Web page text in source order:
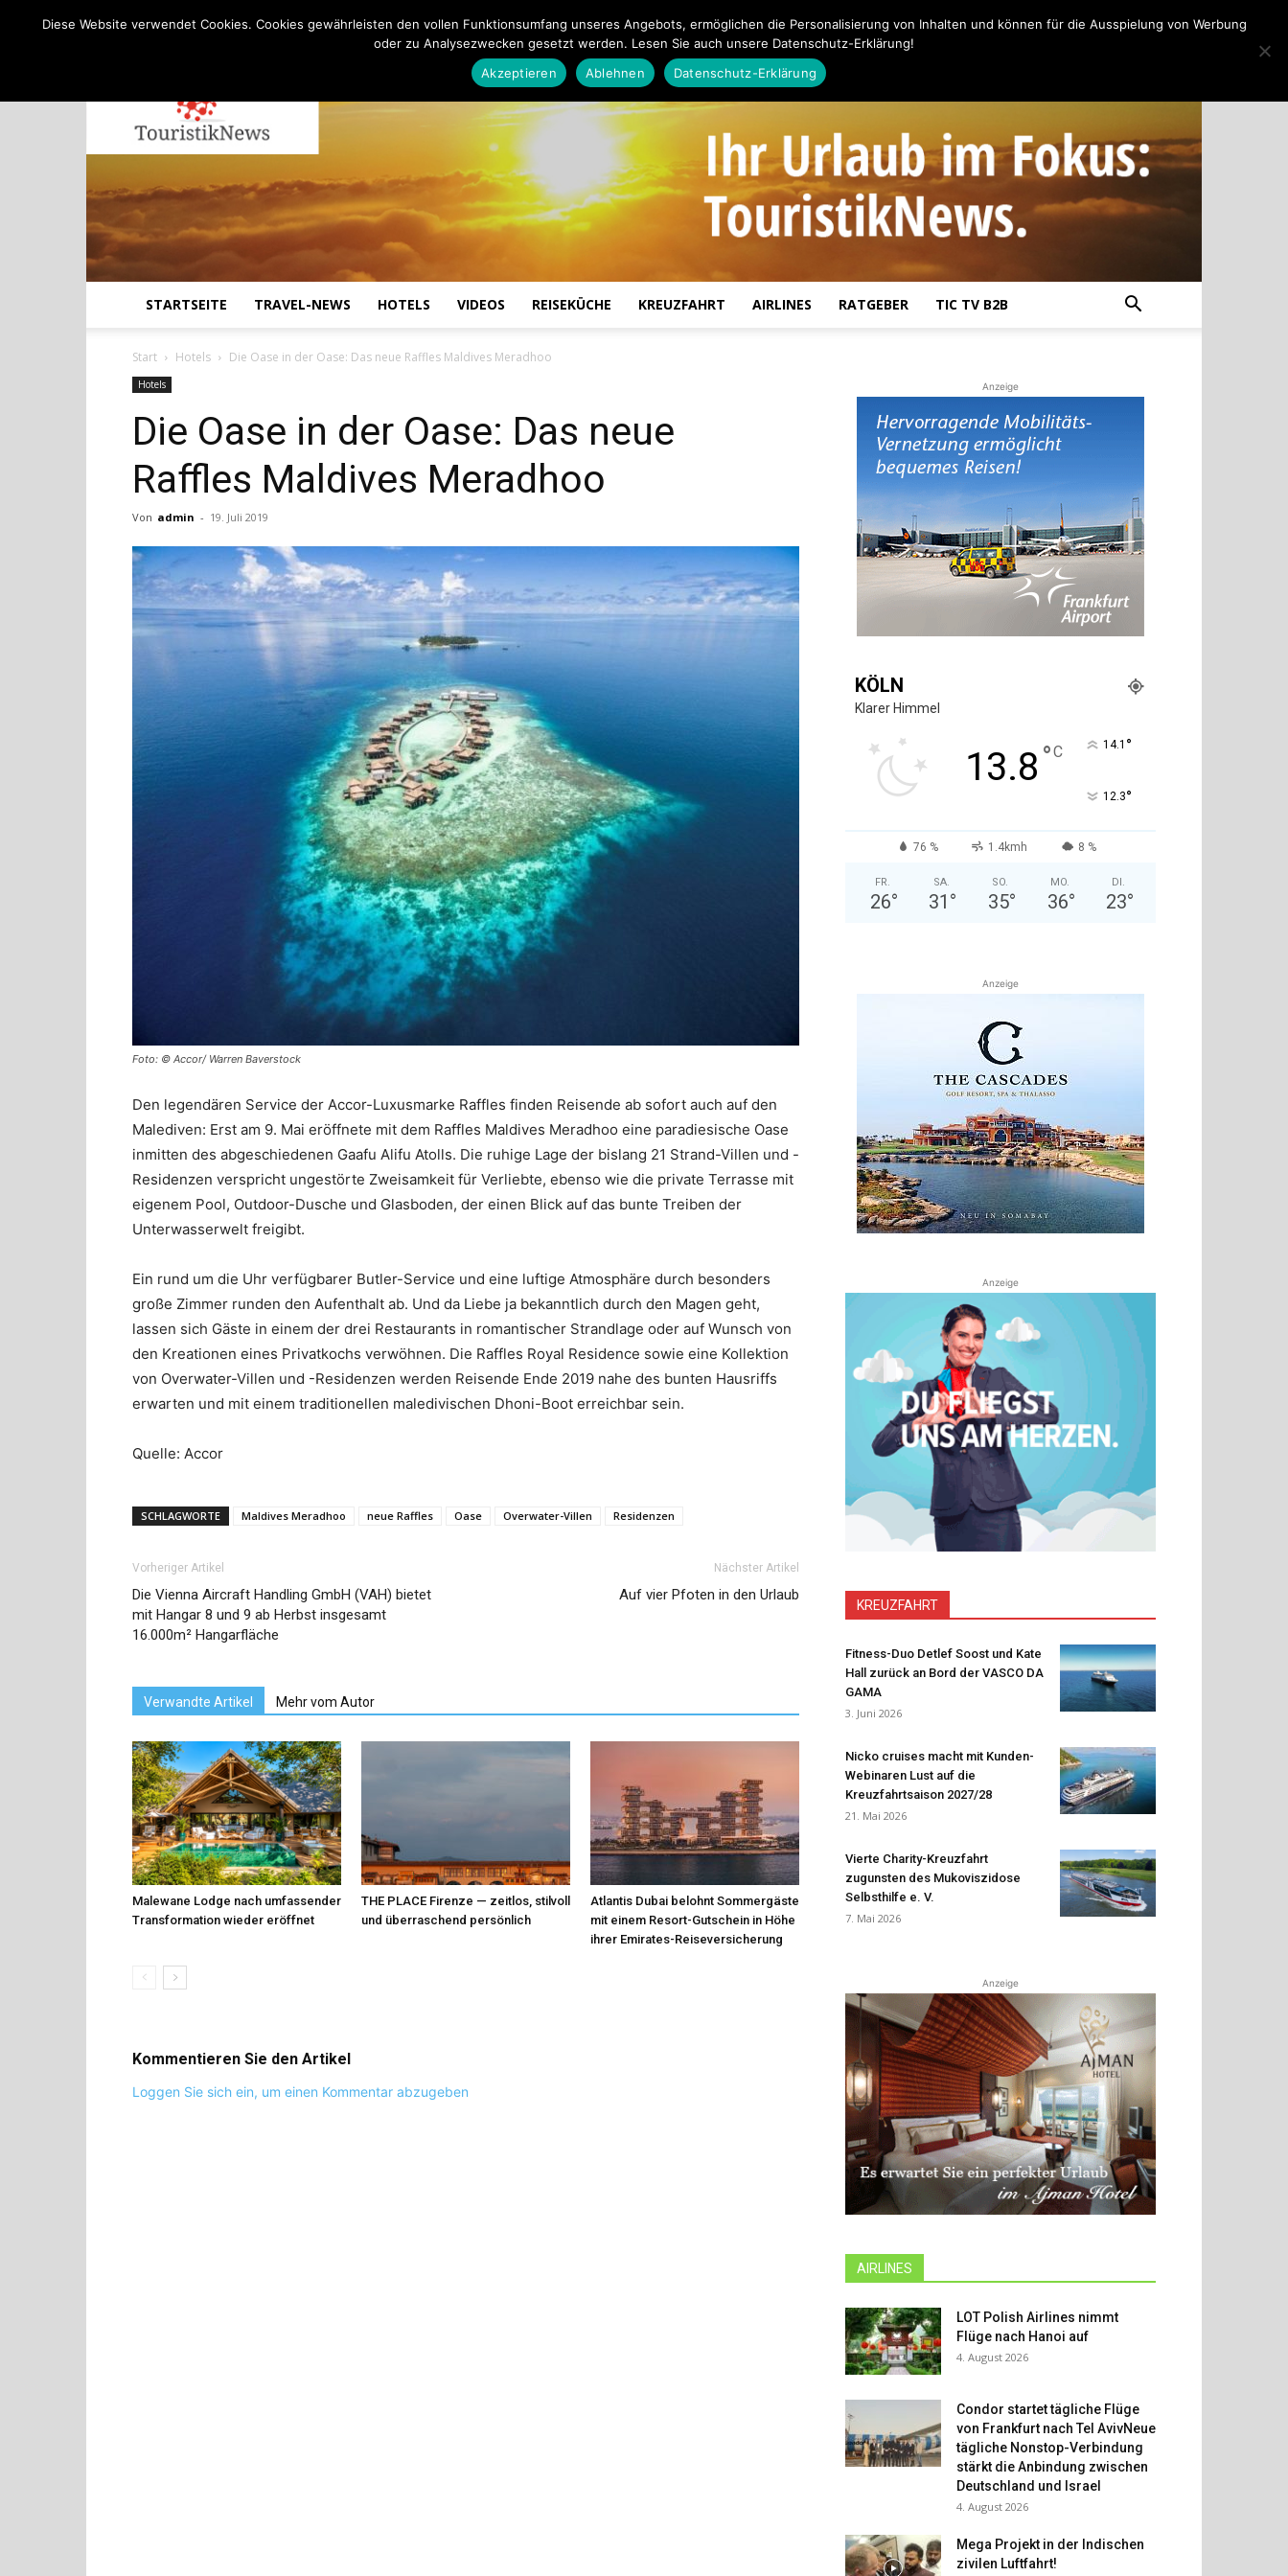
Touristiknews
Reiseempfehlungen.
STARTSEITE TRAVEL-NEWS HOTELS VIDEOS REISEKÜCHE KREUZFAHRT AIRLINES RATGEBER TIC TV B2B
Start Hotels Die Oase in der Oase: Das neue Raffles Maldives Meradhoo
Hotels
Die Oase in der Oase: Das neue
Raffles Maldives Meradhoo
Von admin - 19. Juli 2019
Foto: © Accor/ Warren Baverstock
Den legendären Service der Accor-Luxusmarke Raffles finden Reisende ab sofort auch auf den
Malediven: Erst am 9. Mai eröffnete mit dem Raffles Maldives Meradhoo eine paradiesische Oase
inmitten des abgeschiedenen Gaafu Alifu Atolls. Die ruhige Lage der bislang 21 Strand-Villen und -
Residenzen verspricht ungestörte Zweisamkeit für Verliebte, ebenso wie die private Terrasse mit
eigenem Pool, Outdoor-Dusche und Glasboden, der einen Blick auf das bunte Treiben der
Unterwasserwelt freigibt.
Ein rund um die Uhr verfügbarer Butler-Service und eine luftige Atmosphäre durch besonders
große Zimmer runden den Aufenthalt ab. Und da Liebe ja bekanntlich durch den Magen geht,
lassen sich Gäste in einem der drei Restaurants in romantischer Strandlage oder auf Wunsch von
den Kreationen eines Privatkochs verwöhnen. Die Raffles Royal Residence sowie eine Kollektion
von Overwater-Villen und -Residenzen werden Reisende Ende 2019 nahe des bunten Hausriffs
erwarten und mit einem traditionellen maledivischen Dhoni-Boot erreichbar sein.
Quelle: Accor
SCHLAGWORTE Maldives Meradhoo neue Raffles Oase Overwater-Villen Residenzen
Vorheriger Artikel
Die Vienna Aircraft Handling GmbH (VAH) bietet
mit Hangar 8 und 9 ab Herbst insgesamt
16.000m² Hangarfläche
Nächster Artikel
Auf vier Pfoten in den Urlaub
Verwandte Artikel Mehr vom Autor
Malewane Lodge nach umfassender
Transformation wieder eröffnet
THE PLACE Firenze — zeitlos, stilvoll
und überraschend persönlich
Atlantis Dubai belohnt Sommergäste
mit einem Resort-Gutschein in Höhe
ihrer Emirates-Reiseversicherung
Kommentieren Sie den Artikel
Loggen Sie sich ein, um einen Kommentar abzugeben
Anzeige
KÖLN
Klarer Himmel
13.8 °C 14.1 °
12.3°
76 % 1.4kmh 8 %
FR.
26°
SA.
31 °
SO.
35°
MO.
36°
DI.
23°
Anzeige
Anzeige
KREUZFAHRT
Fitness-Duo Detlef Soost und Kate
Hall zurück an Bord der VASCO DA
GAMA
3. Juni 2026
Nicko cruises macht mit Kunden-
Webinaren Lust auf die
Kreuzfahrtsaison 2027/28
21. Mai 2026
Vierte Charity-Kreuzfahrt
zugunsten des Mukoviszidose
Selbsthilfe e. V.
7. Mai 2026
Anzeige
AIRLINES
LOT Polish Airlines nimmt
Flüge nach Hanoi auf
4. August 2026
Condor startet tägliche Flüge
von Frankfurt nach Tel AvivNeue
tägliche Nonstop-Verbindung
stärkt die Anbindung zwischen
Deutschland und Israel
4. August 2026
Mega Projekt in der Indischen
zivilen Luftfahrt!
Diese Website verwendet Cookies. Cookies gewährleisten den vollen Funktionsumfang unseres Angebots, ermöglichen die Personalisierung von Inhalten und können für die Ausspielung von Werbung
oder zu Analysezwecken gesetzt werden. Lesen Sie auch unsere Datenschutz-Erklärung!
Akzeptieren
Ablehnen Datenschutz-Erklärung